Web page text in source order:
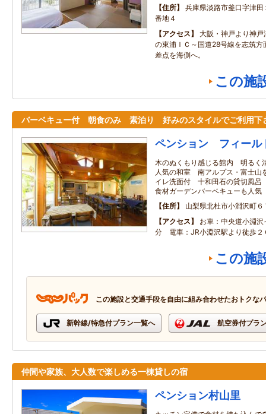
住所
兵庫県淡路市釜口字津
番地４
アクセス
大阪・神戸より神
の東浦ＩＣ～国道28号線を志筑方
差点を海側へ。
この施
バーベキュー付 朝食のみ 素泊り 好みのスタイルでご利用下
ペンション フィール
木のぬくもり感じる館内 明るく
人気の和室 南アルプス・富士山
イレ洗面付 十和田石の貸切風
食材ガーデンバーベキューも人気
住所
山梨県北杜市小淵沢町６
アクセス
お車：中央道小淵
分 電車：JR小淵沢駅より徒歩２
この施
この施設と交通手段を自由に組み合わせたおトクな
新幹線/特急付プラン一覧へ 航空券付プラ
仲間や家族、大人数で楽しめる一棟貸しの宿
ペンション村山里